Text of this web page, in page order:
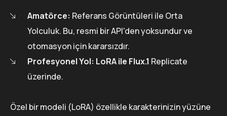
Amatörce: Referans Görüntüleri ile Orta
Yolculuk. Bu, resmi bir API'den yoksundur ve
otomasyon için kararsızdır.
Profesyonel Yol: LoRA ile Flux.1 Replicate
üzerinde.
Özel bir modeli (LoRA) özellikle karakterinizin yüzüne